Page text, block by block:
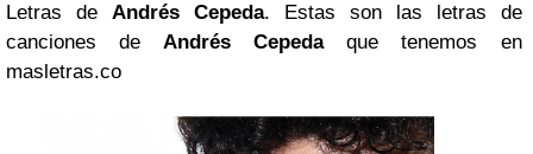
Letras de Andrés Cepeda. Estas son las letras de
canciones deAndrés Cepedaque tenemos en
masletras.co